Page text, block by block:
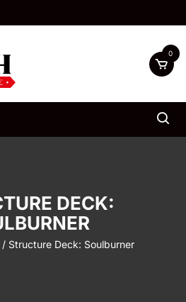
0
DECK:
/ Structure Deck: Soulburner